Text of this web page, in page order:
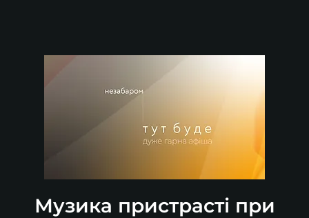
Музика пристрасті при